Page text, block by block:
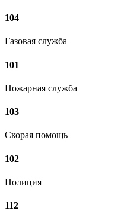
104
Газовая служба
101
Пожарная служба
103
Скорая помощь
102
Полиция
112